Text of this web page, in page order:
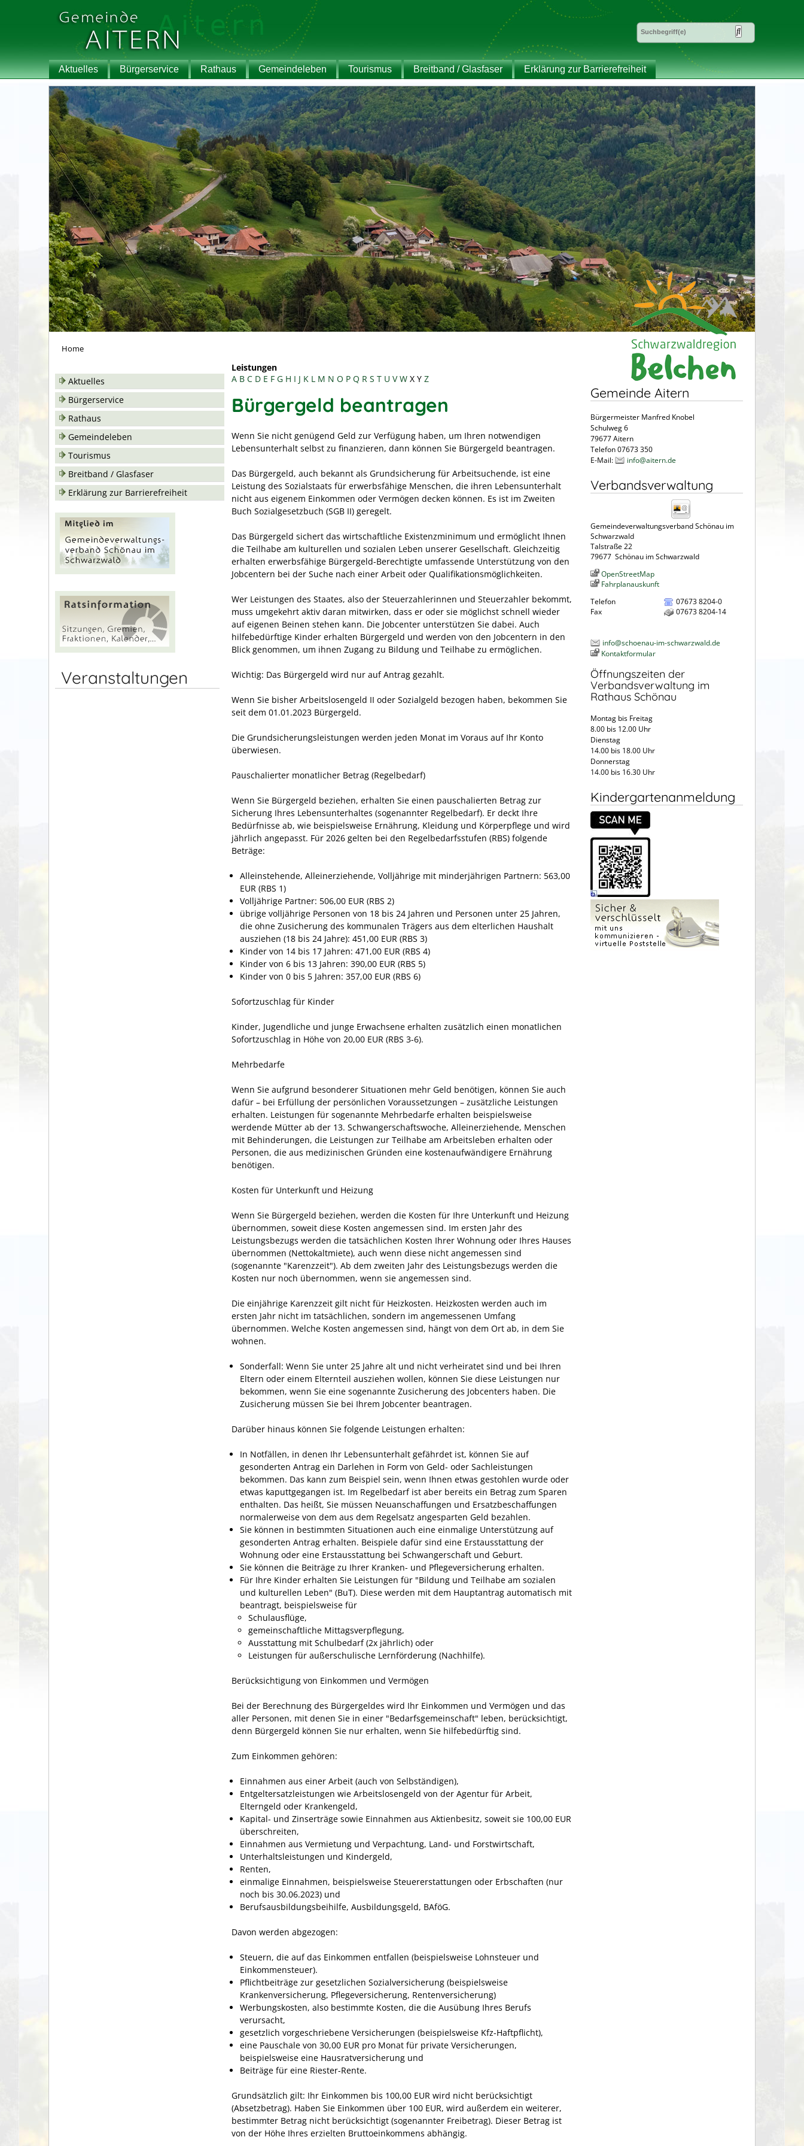
Aktuelles Bürgerservice Rathaus Gemeindeleben Tourismus Breitband / Glasfaser Erklärung zur Barrierefreiheit
Home
Aktuelles
Bürgerservice
Rathaus
Gemeindeleben
Tourismus
Breitband / Glasfaser
Erklärung zur Barrierefreiheit
Veranstaltungen
Leistungen
A B C D E F G H I J K L M N O P Q R S T U V W X Y Z
Bürgergeld beantragen
Wenn Sie nicht genügend Geld zur Verfügung haben, um Ihren notwendigen
Lebensunterhalt selbst zu finanzieren, dann können Sie Bürgergeld beantragen.
Das Bürgergeld, auch bekannt als Grundsicherung für Arbeitsuchende, ist eine
Leistung des Sozialstaats für erwerbsfähige Menschen, die ihren Lebensunterhalt
nicht aus eigenem Einkommen oder Vermögen decken können. Es ist im Zweiten
Buch Sozialgesetzbuch (SGB II) geregelt.
Das Bürgergeld sichert das wirtschaftliche Existenzminimum und ermöglicht Ihnen
die Teilhabe am kulturellen und sozialen Leben unserer Gesellschaft. Gleichzeitig
erhalten erwerbsfähige Bürgergeld-Berechtigte umfassende Unterstützung von den
Jobcentern bei der Suche nach einer Arbeit oder Qualifikationsmöglichkeiten.
Wer Leistungen des Staates, also der Steuerzahlerinnen und Steuerzahler bekommt,
muss umgekehrt aktiv daran mitwirken, dass er oder sie möglichst schnell wieder
auf eigenen Beinen stehen kann. Die Jobcenter unterstützen Sie dabei. Auch
hilfebedürftige Kinder erhalten Bürgergeld und werden von den Jobcentern in den
Blick genommen, um ihnen Zugang zu Bildung und Teilhabe zu ermöglichen.
Wichtig: Das Bürgergeld wird nur auf Antrag gezahlt.
Wenn Sie bisher Arbeitslosengeld II oder Sozialgeld bezogen haben, bekommen Sie
seit dem 01.01.2023 Bürgergeld.
Die Grundsicherungsleistungen werden jeden Monat im Voraus auf Ihr Konto
überwiesen.
Pauschalierter monatlicher Betrag (Regelbedarf)
Wenn Sie Bürgergeld beziehen, erhalten Sie einen pauschalierten Betrag zur
Sicherung Ihres Lebensunterhaltes (sogenannter Regelbedarf). Er deckt Ihre
Bedürfnisse ab, wie beispielsweise Ernährung, Kleidung und Körperpflege und wird
jährlich angepasst. Für 2026 gelten bei den Regelbedarfsstufen (RBS) folgende
Beträge:
Alleinstehende, Alleinerziehende, Volljährige mit minderjährigen Partnern: 563,00
EUR (RBS 1)
Volljährige Partner: 506,00 EUR (RBS 2)
übrige volljährige Personen von 18 bis 24 Jahren und Personen unter 25 Jahren,
die ohne Zusicherung des kommunalen Trägers aus dem elterlichen Haushalt
ausziehen (18 bis 24 Jahre): 451,00 EUR (RBS 3)
Kinder von 14 bis 17 Jahren: 471,00 EUR (RBS 4)
Kinder von 6 bis 13 Jahren: 390,00 EUR (RBS 5)
Kinder von 0 bis 5 Jahren: 357,00 EUR (RBS 6)
Sofortzuschlag für Kinder
Kinder, Jugendliche und junge Erwachsene erhalten zusätzlich einen monatlichen
Sofortzuschlag in Höhe von 20,00 EUR (RBS 3-6).
Mehrbedarfe
Wenn Sie aufgrund besonderer Situationen mehr Geld benötigen, können Sie auch
dafür – bei Erfüllung der persönlichen Voraussetzungen – zusätzliche Leistungen
erhalten. Leistungen für sogenannte Mehrbedarfe erhalten beispielsweise
werdende Mütter ab der 13. Schwangerschaftswoche, Alleinerziehende, Menschen
mit Behinderungen, die Leistungen zur Teilhabe am Arbeitsleben erhalten oder
Personen, die aus medizinischen Gründen eine kostenaufwändigere Ernährung
benötigen.
Kosten für Unterkunft und Heizung
Wenn Sie Bürgergeld beziehen, werden die Kosten für Ihre Unterkunft und Heizung
übernommen, soweit diese Kosten angemessen sind. Im ersten Jahr des
Leistungsbezugs werden die tatsächlichen Kosten Ihrer Wohnung oder Ihres Hauses
übernommen (Nettokaltmiete), auch wenn diese nicht angemessen sind
(sogenannte "Karenzzeit"). Ab dem zweiten Jahr des Leistungsbezugs werden die
Kosten nur noch übernommen, wenn sie angemessen sind.
Die einjährige Karenzzeit gilt nicht für Heizkosten. Heizkosten werden auch im
ersten Jahr nicht im tatsächlichen, sondern im angemessenen Umfang
übernommen. Welche Kosten angemessen sind, hängt von dem Ort ab, in dem Sie
wohnen.
Sonderfall: Wenn Sie unter 25 Jahre alt und nicht verheiratet sind und bei Ihren
Eltern oder einem Elternteil ausziehen wollen, können Sie diese Leistungen nur
bekommen, wenn Sie eine sogenannte Zusicherung des Jobcenters haben. Die
Zusicherung müssen Sie bei Ihrem Jobcenter beantragen.
Darüber hinaus können Sie folgende Leistungen erhalten:
In Notfällen, in denen Ihr Lebensunterhalt gefährdet ist, können Sie auf
gesonderten Antrag ein Darlehen in Form von Geld- oder Sachleistungen
bekommen. Das kann zum Beispiel sein, wenn Ihnen etwas gestohlen wurde oder
etwas kaputtgegangen ist. Im Regelbedarf ist aber bereits ein Betrag zum Sparen
enthalten. Das heißt, Sie müssen Neuanschaffungen und Ersatzbeschaffungen
normalerweise von dem aus dem Regelsatz angesparten Geld bezahlen.
Sie können in bestimmten Situationen auch eine einmalige Unterstützung auf
gesonderten Antrag erhalten. Beispiele dafür sind eine Erstausstattung der
Wohnung oder eine Erstausstattung bei Schwangerschaft und Geburt.
Sie können die Beiträge zu Ihrer Kranken- und Pflegeversicherung erhalten.
Für Ihre Kinder erhalten Sie Leistungen für "Bildung und Teilhabe am sozialen
und kulturellen Leben" (BuT). Diese werden mit dem Hauptantrag automatisch mit
beantragt, beispielsweise für
Schulausflüge,
gemeinschaftliche Mittagsverpflegung,
Ausstattung mit Schulbedarf (2x jährlich) oder
Leistungen für außerschulische Lernförderung (Nachhilfe).
Berücksichtigung von Einkommen und Vermögen
Bei der Berechnung des Bürgergeldes wird Ihr Einkommen und Vermögen und das
aller Personen, mit denen Sie in einer "Bedarfsgemeinschaft" leben, berücksichtigt,
denn Bürgergeld können Sie nur erhalten, wenn Sie hilfebedürftig sind.
Zum Einkommen gehören:
Einnahmen aus einer Arbeit (auch von Selbständigen),
Entgeltersatzleistungen wie Arbeitslosengeld von der Agentur für Arbeit,
Elterngeld oder Krankengeld,
Kapital- und Zinserträge sowie Einnahmen aus Aktienbesitz, soweit sie 100,00 EUR
überschreiten,
Einnahmen aus Vermietung und Verpachtung, Land- und Forstwirtschaft,
Unterhaltsleistungen und Kindergeld,
Renten,
einmalige Einnahmen, beispielsweise Steuererstattungen oder Erbschaften (nur
noch bis 30.06.2023) und
Berufsausbildungsbeihilfe, Ausbildungsgeld, BAföG.
Davon werden abgezogen:
Steuern, die auf das Einkommen entfallen (beispielsweise Lohnsteuer und
Einkommensteuer).
Pflichtbeiträge zur gesetzlichen Sozialversicherung (beispielsweise
Krankenversicherung, Pflegeversicherung, Rentenversicherung)
Werbungskosten, also bestimmte Kosten, die die Ausübung Ihres Berufs
verursacht,
gesetzlich vorgeschriebene Versicherungen (beispielsweise Kfz-Haftpflicht),
eine Pauschale von 30,00 EUR pro Monat für private Versicherungen,
beispielsweise eine Hausratversicherung und
Beiträge für eine Riester-Rente.
Grundsätzlich gilt: Ihr Einkommen bis 100,00 EUR wird nicht berücksichtigt
(Absetzbetrag). Haben Sie Einkommen über 100 EUR, wird außerdem ein weiterer,
bestimmter Betrag nicht berücksichtigt (sogenannter Freibetrag). Dieser Betrag ist
von der Höhe Ihres erzielten Bruttoeinkommens abhängig.
Gemeinde Aitern
Bürgermeister Manfred Knobel
Schulweg 6
79677 Aitern
Telefon 07673 350
E-Mail:
info@aitern.de
Verbandsverwaltung
Gemeindeverwaltungsverband Schönau im
Schwarzwald
Talstraße 22
79677 Schönau im Schwarzwald
OpenStreetMap
Fahrplanauskunft
Telefon
07673 8204-0
Fax
07673 8204-14
info@schoenau-im-schwarzwald.de
Kontaktformular
Öffnungszeiten der
Verbandsverwaltung im
Rathaus Schönau
Montag bis Freitag
8.00 bis 12.00 Uhr
Dienstag
14.00 bis 18.00 Uhr
Donnerstag
14.00 bis 16.30 Uhr
Kindergartenanmeldung